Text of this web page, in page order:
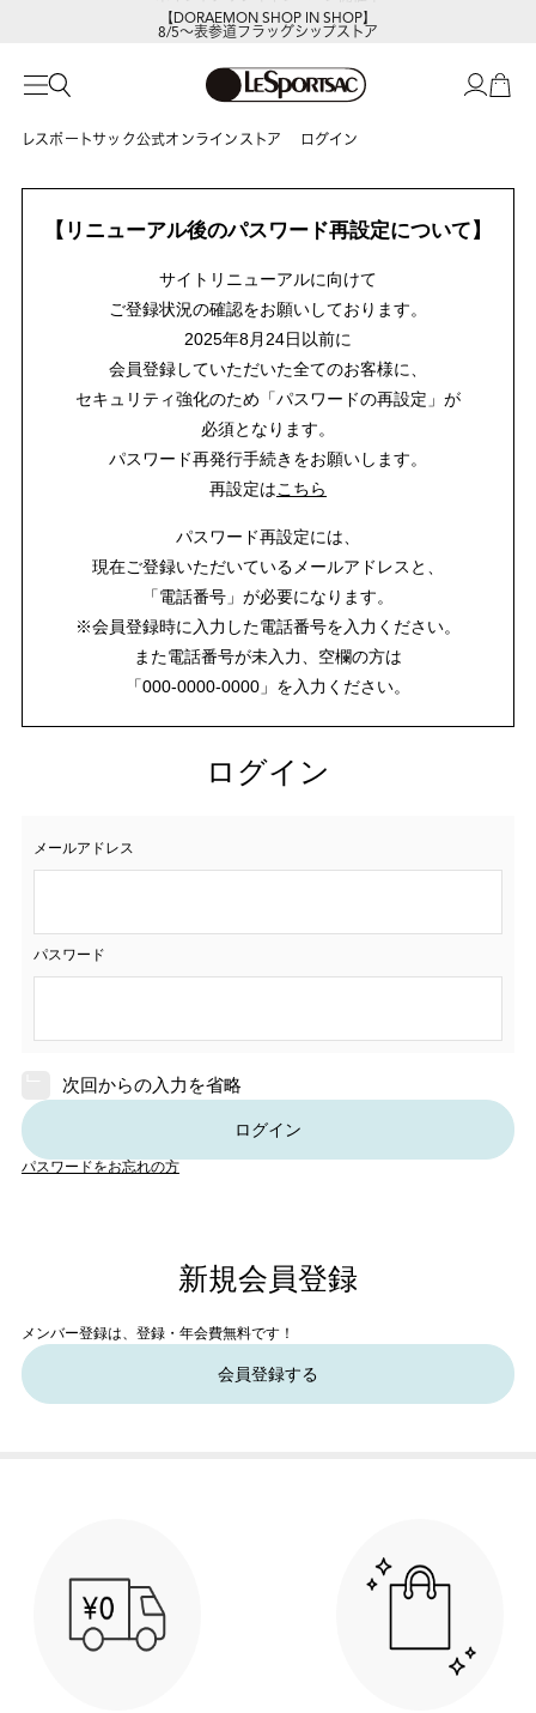
【DORAEMON SHOP IN SHOP】
8/5～表参道フラッグシップストア
レスポートサック公式オンラインストア ログイン
【リニューアル後のパスワード再設定について】
サイトリニューアルに向けて
ご登録状況の確認をお願いしております。
2025年8月24日以前に
会員登録していただいた全てのお客様に、
セキュリティ強化のため「パスワードの再設定」が
必須となります。
パスワード再発行手続きをお願いします。
再設定はこちら
パスワード再設定には、
現在ご登録いただいているメールアドレスと、
「電話番号」が必要になります。
※会員登録時に入力した電話番号を入力ください。
また電話番号が未入力、空欄の方は
「000-0000-0000」を入力ください。
ログイン
メールアドレス
パスワード
次回からの入力を省略
ログイン
パスワードをお忘れの方
新規会員登録
メンバー登録は、登録・年会費無料です！
会員登録する